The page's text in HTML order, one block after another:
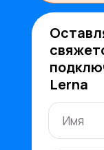
Lerna